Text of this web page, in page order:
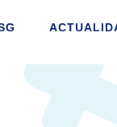
PÁGINA PÁGINA